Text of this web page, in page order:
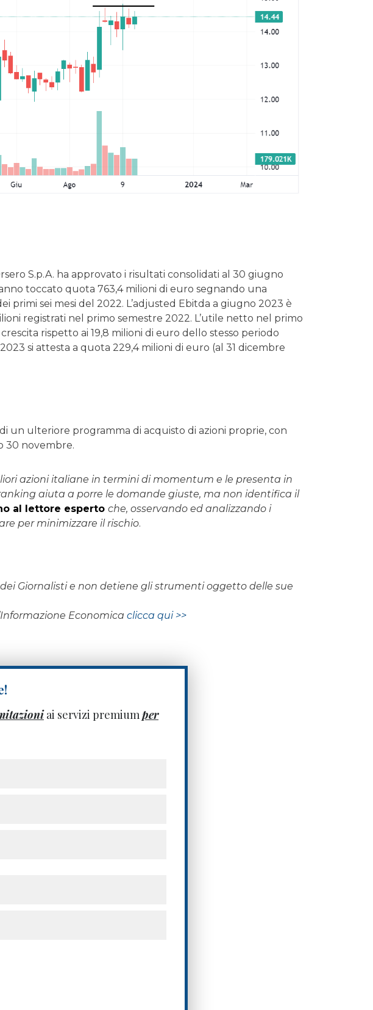
S.p.A. ha approvato i risultati consolidati al 30 giugno
toccato quota 763,4 milioni di euro segnando una
primi sei mesi del 2022. L’adjusted Ebitda a giugno 2023 è
registrati nel primo semestre 2022. L’utile netto nel primo
rispetto ai 19,8 milioni di euro dello stesso periodo
si attesta a quota 229,4 milioni di euro (al 31 dicembre
un ulteriore programma di acquisto di azioni proprie, con
30 novembre.
azioni italiane in termini di momentum e le presenta in
aiuta a porre le domande giuste, ma non identifica il
al lettore espertoche, osservando ed analizzando i
per minimizzare il rischio.
Giornalisti e non detiene gli strumenti oggetto delle sue
Economicaclicca qui >>
ai servizi premiumper